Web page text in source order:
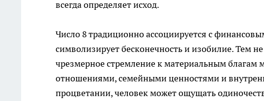
всегда определяет исход.
Число 8 традиционно ассоциируется с
символизирует бесконечность и изобилие. Тем
чрезмерное стремление к материальным
отношениями, семейными ценностями и
процветании, человек может ощущать